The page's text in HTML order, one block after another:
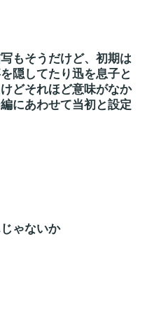
もそうだけど、初期は
隠してたり迅を息子と
どそれほど意味がなか
にあわせて当初と設定
ゃないか